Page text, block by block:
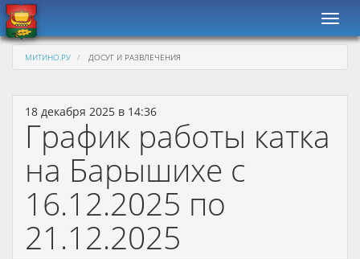
МИТИНО.РУ ДОСУГ И РАЗВЛЕЧЕНИЯ
18 декабря 2025 в 14:36
График работы катка
на Барышихе с
16.12.2025 по
21.12.2025